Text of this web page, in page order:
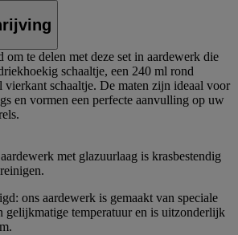
om te delen met deze set in aardewerk die
schaaltje, een 240 ml rond
vierkant schaaltje. De maten zijn ideaal voor
en vormen een perfecte aanvulling op uw
met glazuurlaag is krasbestendig
ons aardewerk is gemaakt van speciale
gelijkmatige temperatuur en is uitzonderlijk